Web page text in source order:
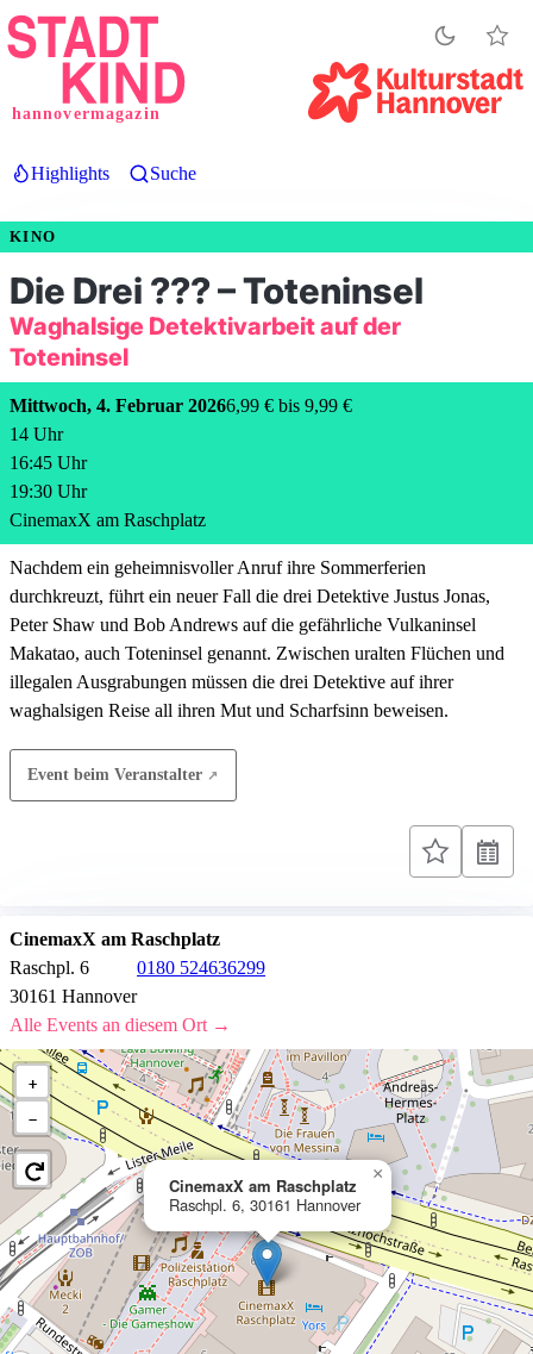
Direkt
zum
hannovermagazin
Highlights Suche
KINO
Die Drei ??? – Toteninsel
Waghalsige Detektivarbeit auf der
Toteninsel
Mittwoch, 4. Februar 2026
14 Uhr
16:45 Uhr
19:30 Uhr
CinemaxX am Raschplatz
6,99 € bis 9,99 €
Nachdem ein geheimnisvoller Anruf ihre Sommerferien
durchkreuzt, führt ein neuer Fall die drei Detektive Justus Jonas,
Peter Shaw und Bob Andrews auf die gefährliche Vulkaninsel
Makatao, auch Toteninsel genannt. Zwischen uralten Flüchen und
illegalen Ausgrabungen müssen die drei Detektive auf ihrer
waghalsigen Reise all ihren Mut und Scharfsinn beweisen.
Event beim Veranstalter
CinemaxX am Raschplatz
Raschpl. 6
30161 Hannover
0180 524636299
Alle Events an diesem Ort →
CinemaxX am Raschplatz
Raschpl. 6, 30161 Hannover
×
+
−